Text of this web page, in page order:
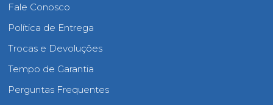
Fale Conosco
Política de Entrega
Trocas e Devoluções
Tempo de Garantia
Perguntas Frequentes